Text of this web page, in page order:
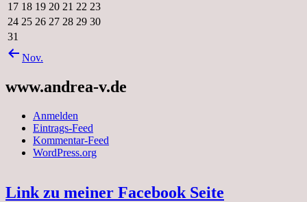
17 18 19 20 21 22 23
24 25 26 27 28 29 30
31
Nov.
www.andrea-v.de
Anmelden
Eintrags-Feed
Kommentar-Feed
WordPress.org
Link zu meiner Facebook Seite